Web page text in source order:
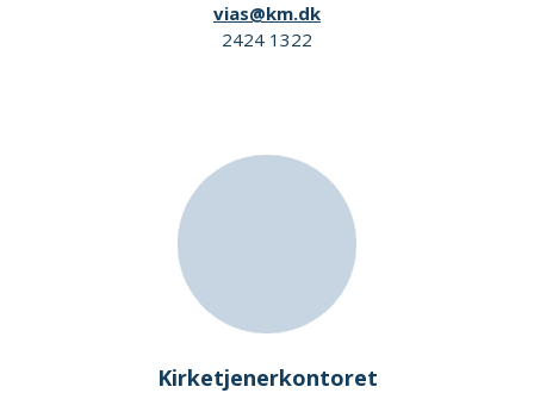
vias@km.dk
2424 1322
Kirketjenerkontoret